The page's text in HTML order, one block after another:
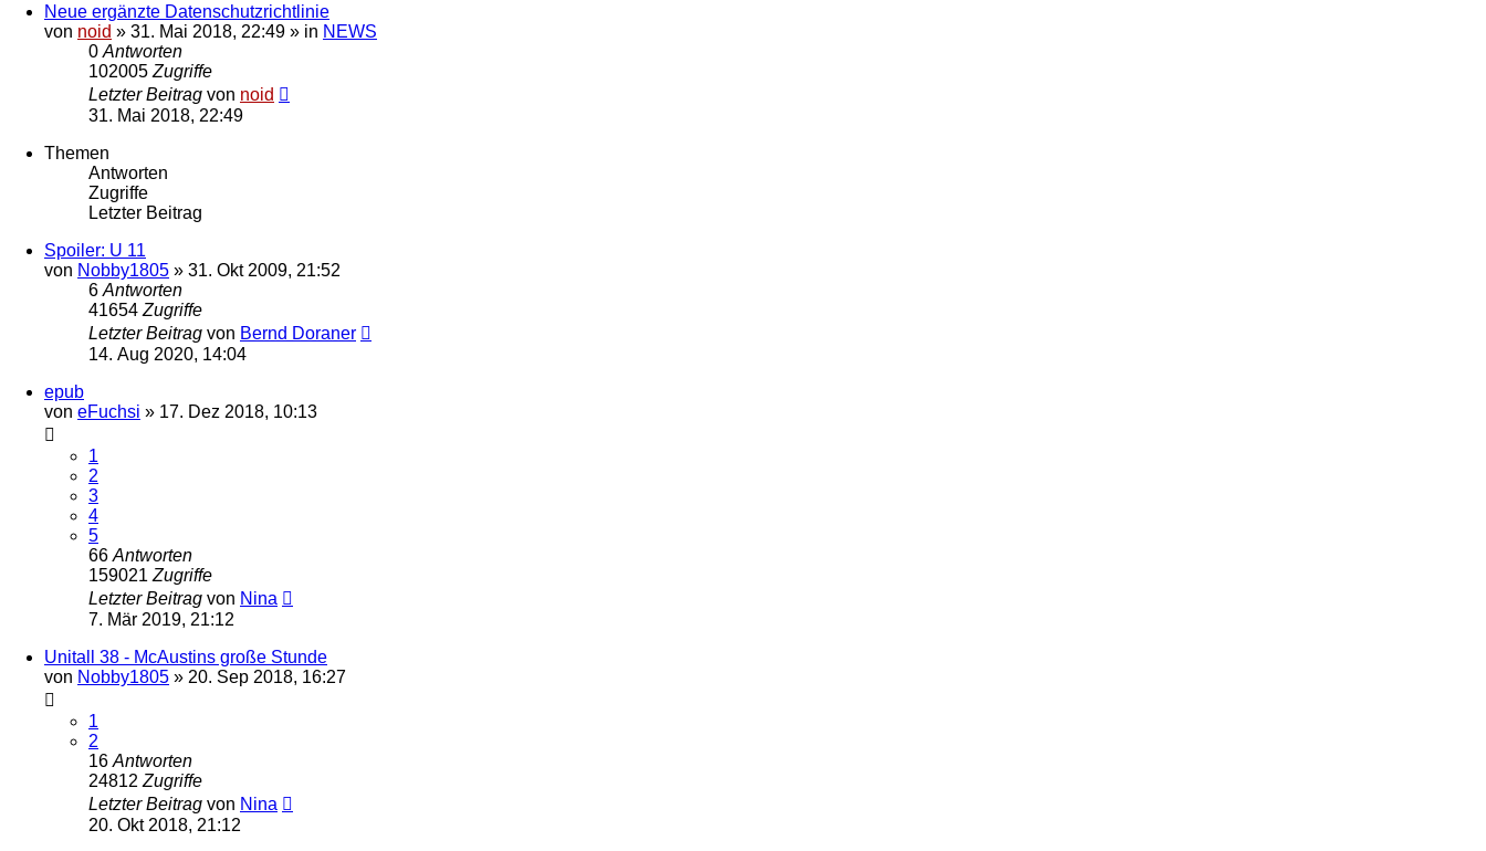
Neue ergänzte Datenschutzrichtlinie
von noid » 31. Mai 2018, 22:49 » in NEWS
0 Antworten
102005 Zugriffe
Letzter Beitrag von noid
31. Mai 2018, 22:49
Themen
Antworten
Zugriffe
Letzter Beitrag
Spoiler: U 11
von Nobby1805 » 31. Okt 2009, 21:52
6 Antworten
41654 Zugriffe
Letzter Beitrag von Bernd Doraner
14. Aug 2020, 14:04
epub
von eFuchsi » 17. Dez 2018, 10:13
1
2
3
4
5
66 Antworten
159021 Zugriffe
Letzter Beitrag von Nina
7. Mär 2019, 21:12
Unitall 38 - McAustins große Stunde
von Nobby1805 » 20. Sep 2018, 16:27
1
2
16 Antworten
24812 Zugriffe
Letzter Beitrag von Nina
20. Okt 2018, 21:12